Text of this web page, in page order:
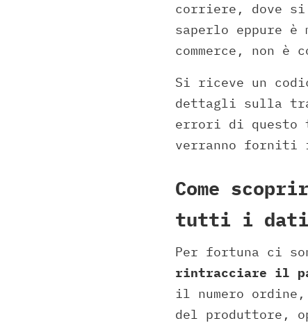
corriere, dove si
saperlo eppure è
commerce, non
Si riceve un
dettagli sulla
errori di questo
verranno
Come
tutti i dati
Per fortuna ci
rintracciare il
il numero
del produttore,